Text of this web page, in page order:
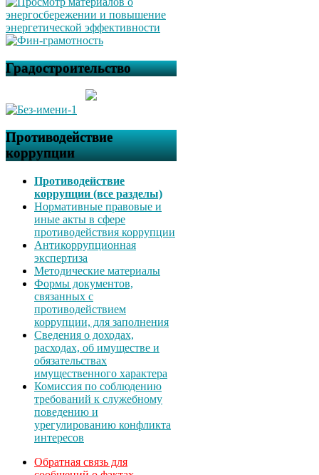
Градостроительство
Противодействие
коррупции
Противодействие
коррупции (все разделы)
Нормативные правовые и
иные акты в сфере
противодействия коррупции
Антикоррупционная
экспертиза
Методические материалы
Формы документов,
связанных с
противодействием
коррупции, для заполнения
Сведения о доходах,
расходах, об имуществе и
обязательствах
имущественного характера
Комиссия по соблюдению
требований к служебному
поведению и
урегулированию конфликта
интересов
Обратная связь для